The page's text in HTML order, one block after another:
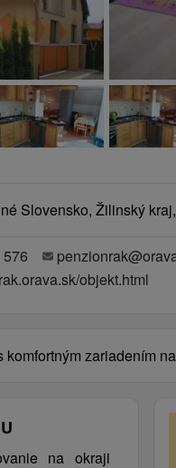
Slovensko, Žilinský
objekt.html
komfortným zariadením
na okraji